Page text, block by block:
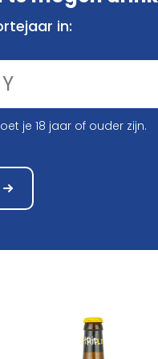
sinds 2010 al
in:
je 18 jaar of ouder zijn.